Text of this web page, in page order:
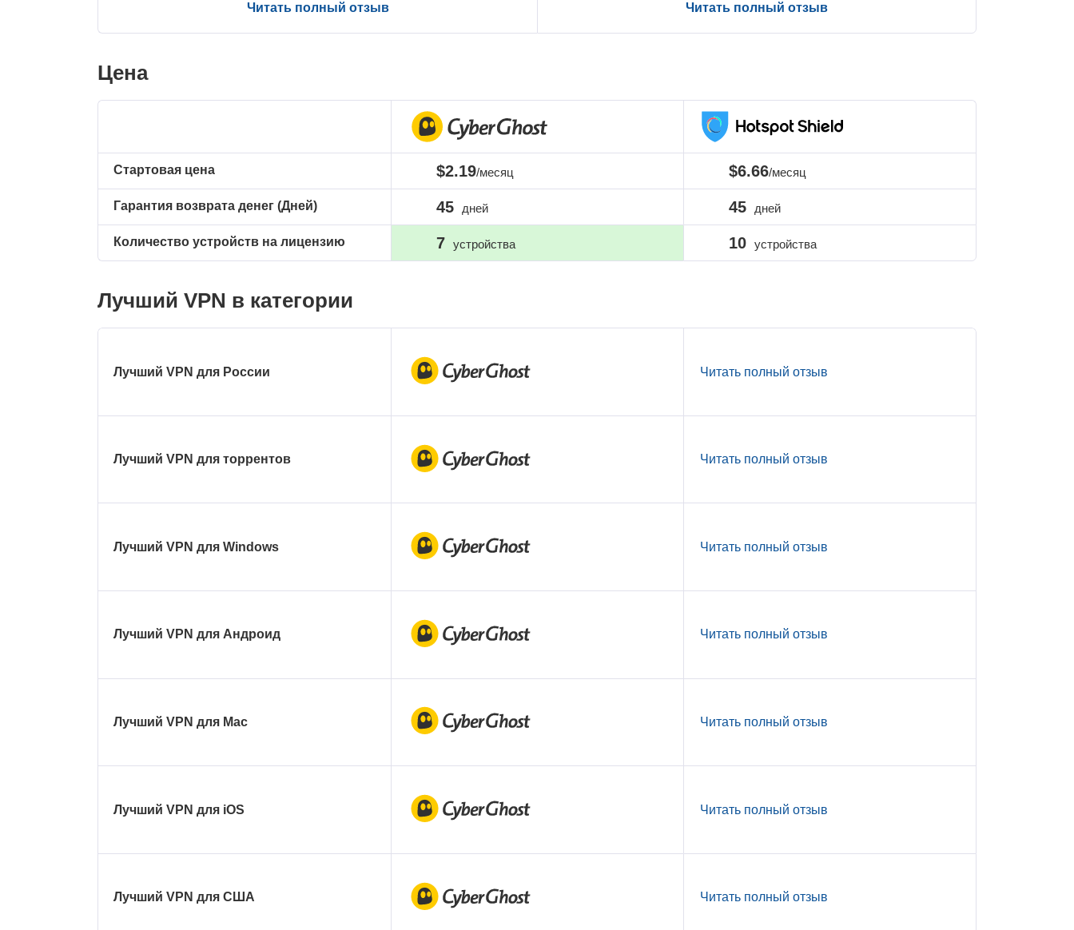
Читать полный отзыв Читать полный отзыв
Цена
Стартовая цена
Гарантия возврата денег (Дней)
Количество устройств на лицензию
$2.19/месяц
45 дней
7 устройства
$6.66/месяц
45 дней
10 устройства
Лучший VPN в категории
Лучший VPN для России Читать полный отзыв
Лучший VPN для торрентов Читать полный отзыв
Лучший VPN для Windows Читать полный отзыв
Лучший VPN для Андроид Читать полный отзыв
Лучший VPN для Mac Читать полный отзыв
Лучший VPN для iOS Читать полный отзыв
Лучший VPN для США Читать полный отзыв